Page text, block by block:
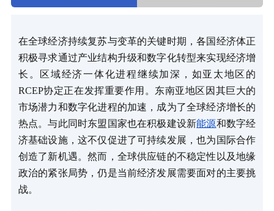
在全球经济持续复苏与变革的关键时期，各国经济体正
积极寻求通过产业结构升级和数字化转型来实现经济增
长。区域经济一体化进程继续加深，如亚太地区的
RCEP协定正在发挥重要作用。东南亚地区因其巨大的
市场潜力和数字化进程的加速，成为了全球经济增长的
热点。与此同时东盟国家也在积极建设新能源和数字经
济基础设施，这不仅促进了可持续发展，也为国际合作
创造了新机遇。然而，全球供应链的不稳定性以及地缘
政治的紧张局势，仍是当前经济发展需要面对的主要挑
战。